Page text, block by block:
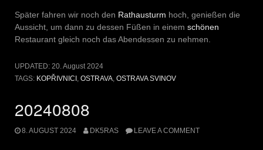
Später fahren wir noch den Rathausturm hoch, genießen die
Aussicht, um dann zu dessen Füßen in einem schönen
Restaurant gleich noch das Abendessen zu nehmen.
UPDATED: 20. August 2024
TAGS: KOPŘIVNICI , OSTRAVA, OSTRAVA SVINOV
20240808
8. AUGUST 2024 DK5RAS LEAVE A COMMENT